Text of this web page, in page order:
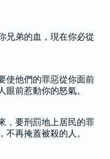
兄弟的血，現在你必從
使他們的罪惡從你面前
眼前惹動你的怒氣。
，要刑罰地上居民的罪
不再掩蓋被殺的人。